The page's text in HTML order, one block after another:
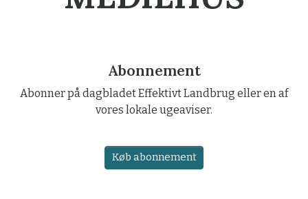
Abonnement
Abonner på dagbladet Effektivt Landbrug eller en af
vores lokale ugeaviser.
Køb abonnement